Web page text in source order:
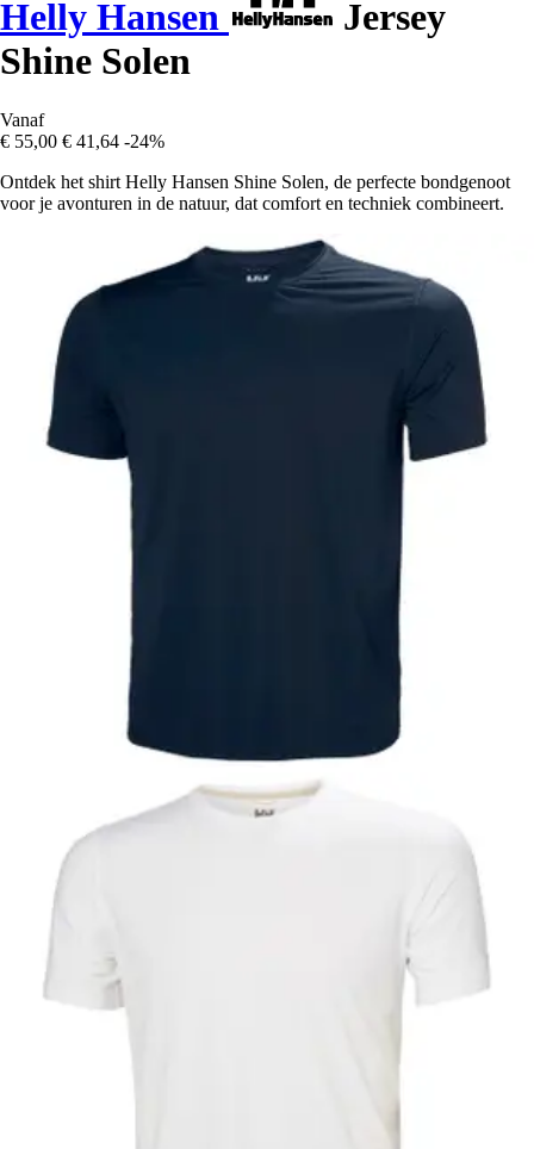
Helly Hansen
Jersey
Shine Solen
Vanaf
€ 55,00 € 41,64 -24%
Ontdek het shirt Helly Hansen Shine Solen, de perfecte bondgenoot
voor je avonturen in de natuur, dat comfort en techniek combineert.